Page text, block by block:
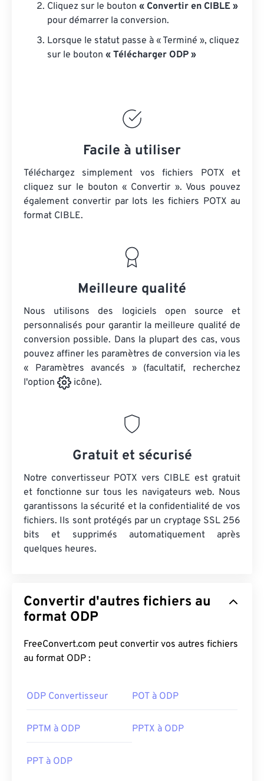
Cliquez sur le bouton « Convertir en CIBLE »
pour démarrer la conversion.
Lorsque le statut passe à « Terminé », cliquez
sur le bouton « Télécharger ODP »
Facile à utiliser
Téléchargez simplement vos fichiers POTX et
cliquez sur le bouton « Convertir ». Vous pouvez
également convertir par lots les fichiers POTX au
format CIBLE.
Meilleure qualité
Nous utilisons des logiciels open source et
personnalisés pour garantir la meilleure qualité de
conversion possible. Dans la plupart des cas, vous
pouvez affiner les paramètres de conversion via les
« Paramètres avancés » (facultatif, recherchez
l'option
icône).
Gratuit et sécurisé
Notre convertisseur POTX vers CIBLE est gratuit
et fonctionne sur tous les navigateurs web. Nous
garantissons la sécurité et la confidentialité de vos
fichiers. Ils sont protégés par un cryptage SSL 256
bits et supprimés automatiquement après
quelques heures.
Convertir d'autres fichiers au
format ODP
FreeConvert.com peut convertir vos autres fichiers
au format ODP :
ODP Convertisseur POT à ODP
PPTM à ODP PPTX à ODP
PPT à ODP